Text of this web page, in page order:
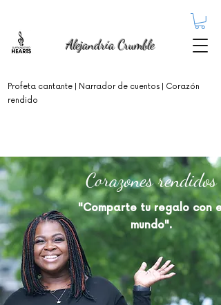
Alejandría Crumble
Profeta cantante
| Narrador de cuentos | Corazón
rendido
Corazones rendidos
"Comparte tu regalo con el
mundo".